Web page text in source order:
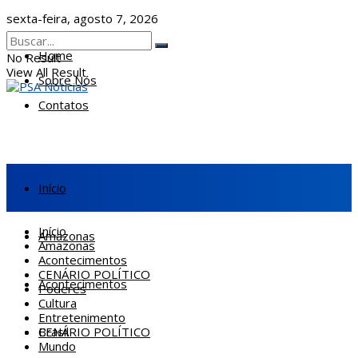
sexta-feira, agosto 7, 2026
Home
Sobre Nós
Contatos
No Result
View All Result
Início
Amazonas
Acontecimentos
CENÁRIO POLÍTICO
Início
Amazonas
Acontecimentos
CENÁRIO POLÍTICO
Poderes
Cultura
Entretenimento
Brasil
Mundo